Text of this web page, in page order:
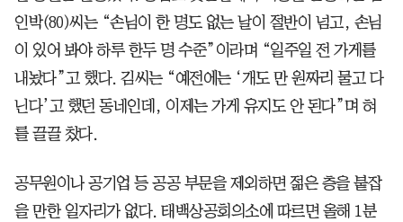
인박(80)씨는 “손님이 한 명도 없는 날이 절반이 넘고, 손님
이 있어 봐야 하루 한두 명 수준”이라며 “일주일 전 가게를
내놨다”고 했다. 김씨는 “예전에는 ‘개도 만 원짜리 물고 다
닌다’고 했던 동네인데, 이제는 가게 유지도 안 된다”며 혀
를 끌끌 찼다.
공무원이나 공기업 등 공공 부문을 제외하면 젊은 층을 붙잡
을 만한 일자리가 없다. 태백상공회의소에 따르면 올해 1분